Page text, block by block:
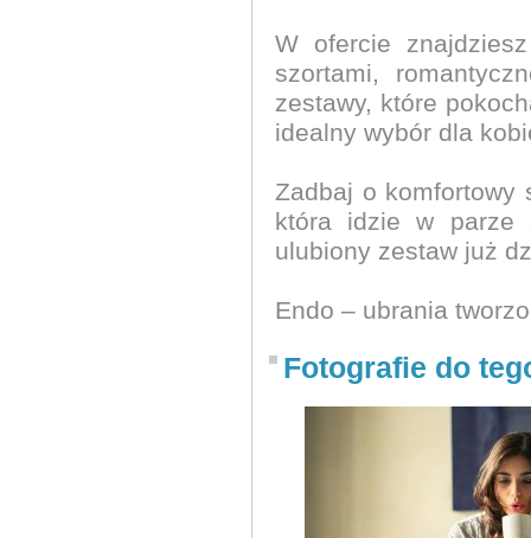
W ofercie
szortami,
zestawy, które
idealny wybór dla
Zadbaj o komfortowy
która idzie w parze
ulubiony zestaw już
Endo – ubrania
Fotografie do